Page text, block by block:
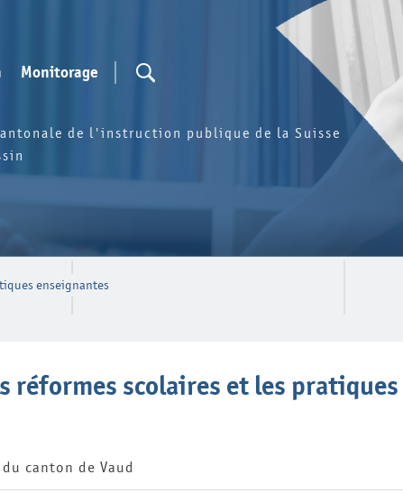
Monitorage
de l'instruction publique de la Suisse
enseignantes
réformes scolaires et les
du canton de Vaud